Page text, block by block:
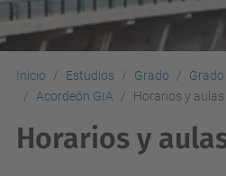
Inicio Estudios Grado
Acordeón GIA
Horarios y aulas
Horarios y